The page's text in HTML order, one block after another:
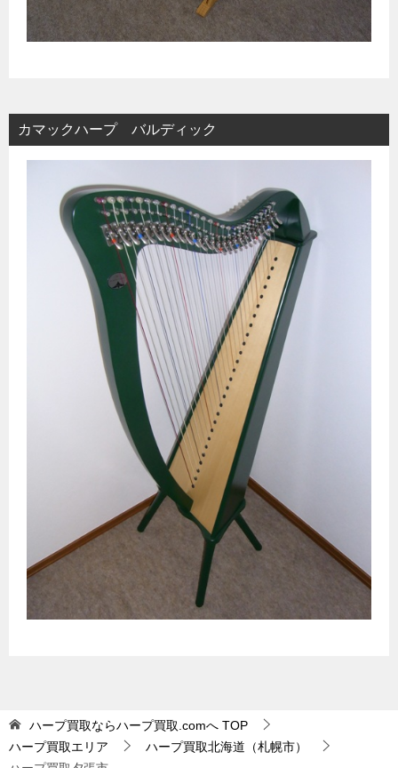
カマックハープ バルディック
ハープ買取ならハープ買取.comへ TOP
ハープ買取エリア
ハープ買取北海道（札幌市）